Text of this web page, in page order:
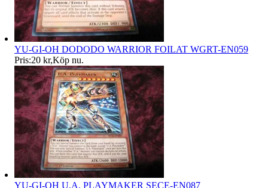
YU-GI-OH DODODO WARRIOR FOILAT WGRT-EN059
Pris:20 kr,Köp nu.
YU-GI-OH U.A. PLAYMAKER SECE-EN087